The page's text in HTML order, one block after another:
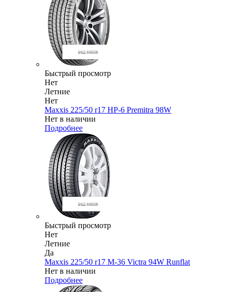
Быстрый просмотр
Нет
Летние
Нет
Maxxis 225/50 r17 HP-6 Premitra 98W
Нет в наличии
Подробнее
Быстрый просмотр
Нет
Летние
Да
Maxxis 225/50 r17 M-36 Victra 94W Runflat
Нет в наличии
Подробнее